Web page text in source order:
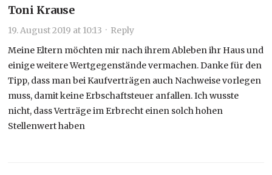
Toni Krause
19. August 2019 at 10:13 · Reply
Meine Eltern möchten mir nach ihrem Ableben ihr Haus und
einige weitere Wertgegenstände vermachen. Danke für den
Tipp, dass man bei Kaufverträgen auch Nachweise vorlegen
muss, damit keine Erbschaftsteuer anfallen. Ich wusste
nicht, dass Verträge im Erbrecht einen solch hohen
Stellenwert haben